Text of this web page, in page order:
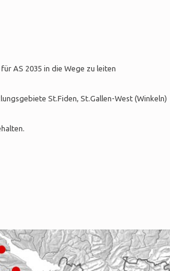
AS 2035 in die Wege zu leiten
St.Fiden, St.Gallen-West (Winkeln)